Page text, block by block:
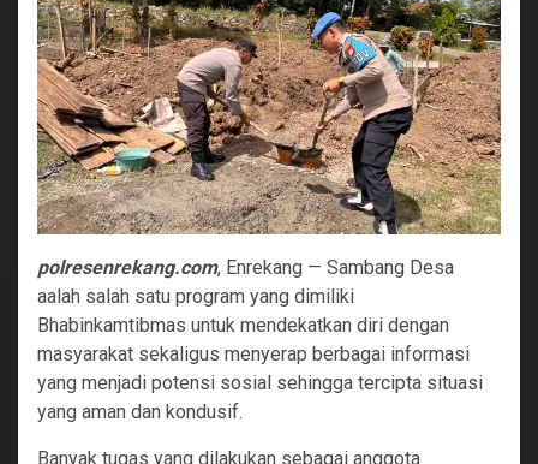
polresenrekang.com, Enrekang — Sambang Desa
aalah salah satu program yang dimiliki
Bhabinkamtibmas untuk mendekatkan diri dengan
masyarakat sekaligus menyerap berbagai informasi
yang menjadi potensi sosial sehingga tercipta situasi
yang aman dan kondusif.
Banyak tugas yang dilakukan sebagai anggota